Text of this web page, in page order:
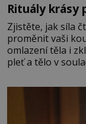
Rituály krásy
Zjistěte, jak síla
proměnit vaši
omlazení těla i
pleť a tělo v
povaze, ale i v
Ženy narozené
nesou žár,